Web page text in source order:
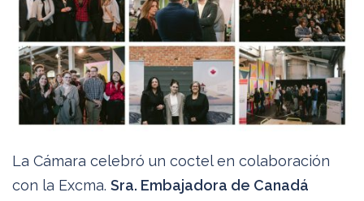
La Cámara celebró un coctel en colaboración
con la Excma. Sra. Embajadora de Canadá